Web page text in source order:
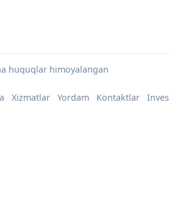
huquqlar himoyalangan
Xizmatlar Yordam Kontaktlar